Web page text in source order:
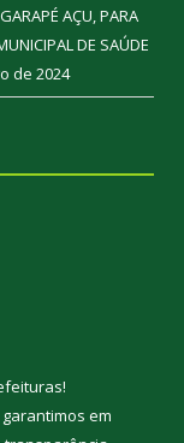
AÇU, PARA
DE SAÚDE
de 2024
!
em